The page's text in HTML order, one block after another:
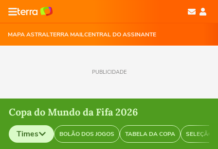
MAPA ASTRALTERRA MAILCENTRAL DO ASSINANTE
PUBLICIDADE
Copa do Mundo da Fifa 2026
Times BOLÃO DOS JOGOS TABELA DA COPA SELEÇÃO